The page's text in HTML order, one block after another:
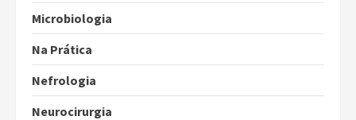
Microbiologia
Na Prática
Nefrologia
Neurocirurgia